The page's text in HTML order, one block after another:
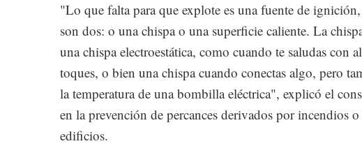
"Lo que falta para que explote es una fuente de
son dos: o una chispa o una superficie caliente. La
una chispa electroestática, como cuando te saludas con
toques, o bien una chispa cuando conectas algo, pero
la temperatura de una bombilla eléctrica", explicó el
en la prevención de percances derivados por incendios
edificios.